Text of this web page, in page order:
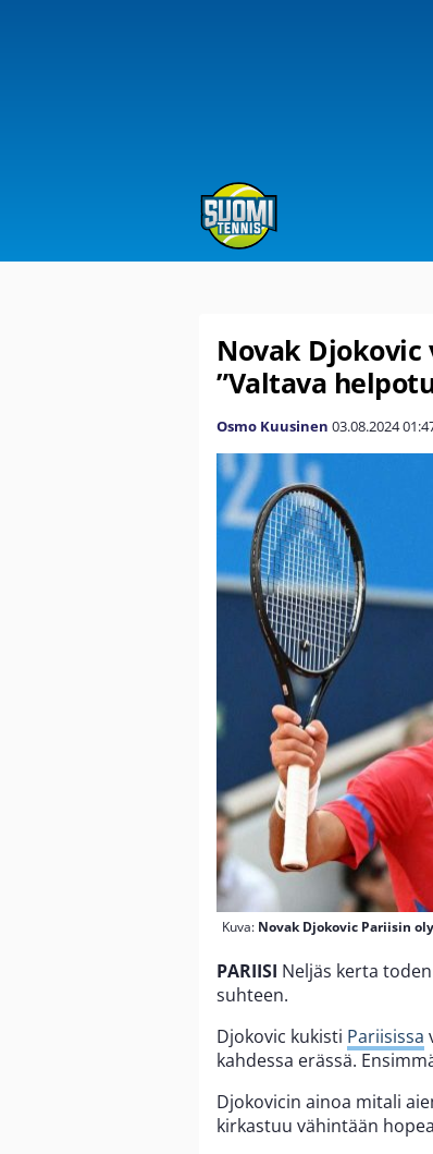
Novak
”Valtava
Osmo Kuusinen 03.08.2024
Kuva: Novak Djokovic Pariisin
PARIISI Neljäs kerta
suhteen.
Djokovic kukisti Pariisissa
kahdessa erässä.
Djokovicin ainoa mitali
kirkastuu vähintään